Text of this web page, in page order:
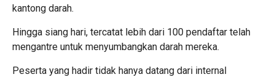
kantong darah.
Hingga siang hari, tercatat lebih dari 100 pendaftar telah
mengantre untuk menyumbangkan darah mereka.
Peserta yang hadir tidak hanya datang dari internal